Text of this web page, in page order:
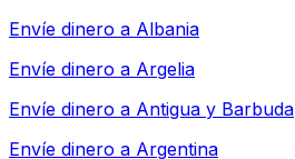
Envíe dinero a Albania
Envíe dinero a Argelia
Envíe dinero a Antigua y Barbuda
Envíe dinero a Argentina